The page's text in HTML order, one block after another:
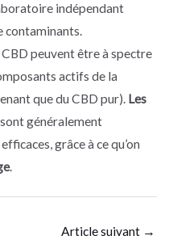
indépendant
contaminants.
peuvent être à spectre
actifs de la
que du CBD pur). Les
généralement
grâce à ce qu’on
.
Article suivant →